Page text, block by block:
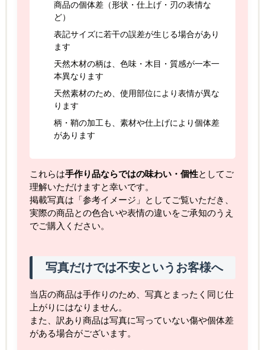
商品の個体差（形状・仕上げ・刃の表情な
ど）
表記サイズに若干の誤差が生じる場合があり
ます
天然木材の柄は、色味・木目・質感が一本一
本異なります
天然素材のため、使用部位により表情が異な
ります
柄・鞘の加工も、素材や仕上げにより個体差
があります
これらは手作り品ならではの味わい・個性としてご
理解いただけますと幸いです。
掲載写真は「参考イメージ」としてご覧いただき、
実際の商品との色合いや表情の違いをご承知のうえ
でご購入ください。
写真だけでは不安というお客様へ
当店の商品は手作りのため、写真とまったく同じ仕
上がりにはなりません。
また、訳あり商品は写真に写っていない傷や個体差
がある場合がございます。